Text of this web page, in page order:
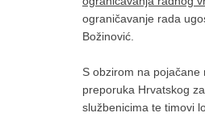
ograničavanje rada
Božinović.
S obzirom na
preporuka Hrvatskog
službenicima te timovi